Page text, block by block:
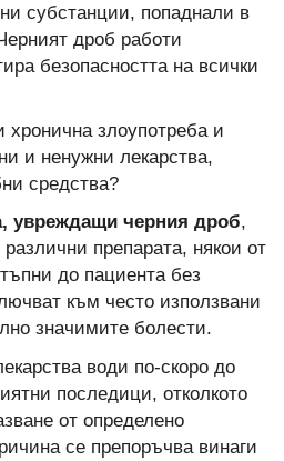
субстанции, попаднали в
дроб работи
безопасността на всички
хронична злоупотреба и
и ненужни лекарства,
средства?
увреждащи черния дроб,
препарата, някои от
до пациента без
към често използвани
значимите болести.
води по-скоро до
последици, отколкото
от определено
се препоръчва винаги